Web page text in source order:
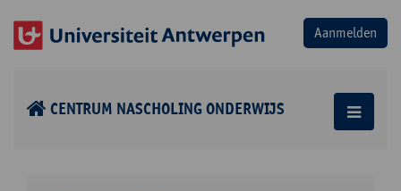
CENTRUM NASCHOLING ONDERWIJS